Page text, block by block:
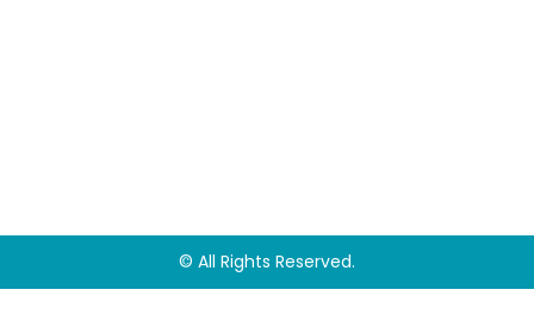
© All Rights Reserved.